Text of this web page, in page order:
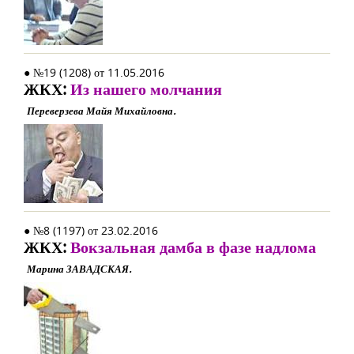
● №19 (1208) от 11.05.2016
ЖКХ:Из нашего молчания
Переверзева Майя Михайловна.
● №8 (1197) от 23.02.2016
ЖКХ:Вокзальная дамба в фазе надлома
Марина ЗАВАДСКАЯ.